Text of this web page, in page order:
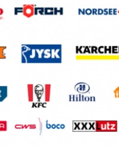
(w/m/d) 6142 Mieders
6142 Mieders
Teilzeit
(w/m/d) 6026
Lenker*in (w/m/d)
GmbH - Stützpunkt
6134 Vomp